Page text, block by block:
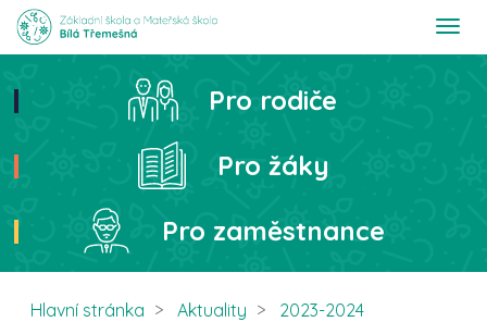
T
t
Hledat
Pro rodiče
Pro žáky
Pro zaměstnance
Hlavní stránka Aktuality
2023-2024